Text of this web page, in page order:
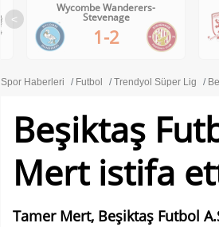
<
Middlesbrough-Wrexham
1-0
Spor Haberleri Futbol Trendyol Süper Lig
Beşiktaş
Mert istifa
Tamer Mert, Beşiktaş Futbol